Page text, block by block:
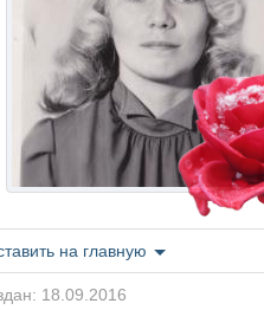
на главную
18.09.2016